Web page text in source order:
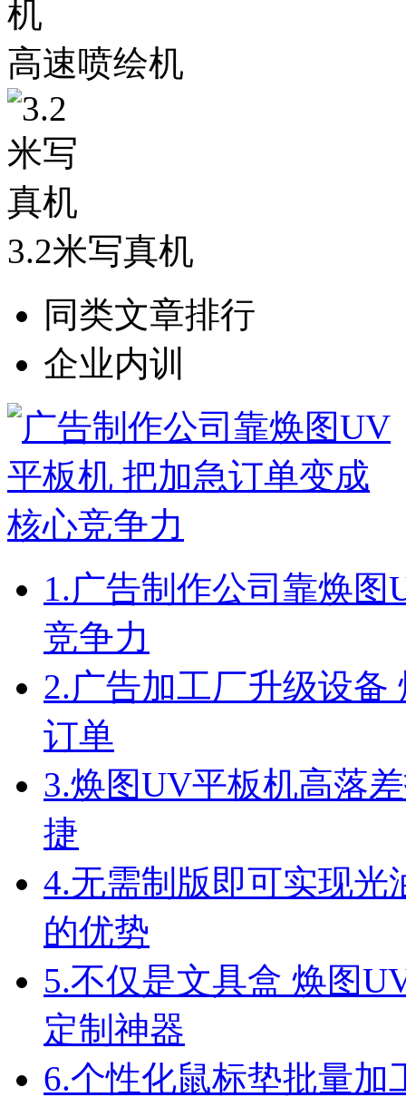
高速喷绘机
3.2米写真机
同类文章排行
企业内训
1.广告制作公司靠焕
竞争力
2.广告加工厂升级设
订单
3.焕图UV平板机高落
捷
4.无需制版即可实现光
的优势
5.不仅是文具盒 焕图
定制神器
6.个性化鼠标垫批量加